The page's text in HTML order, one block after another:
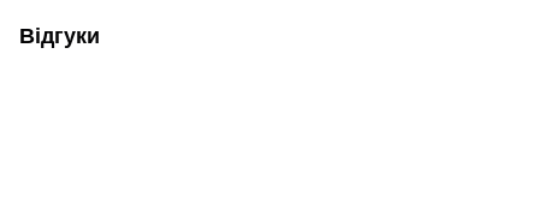
Відгуки